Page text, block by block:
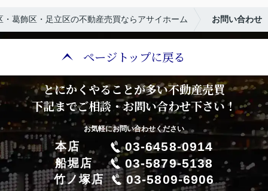
・葛飾区・足立区の不動産売買ならアサイホーム お問い合わせ
ページトップに戻る
とにかくやることが多い不動産売買
下記までご相談・お問い合わせ下さい！
お気軽にお問い合わせください
本店 03-6458-0914
船堀店 03-5879-5138
竹ノ塚店 03-5809-6906